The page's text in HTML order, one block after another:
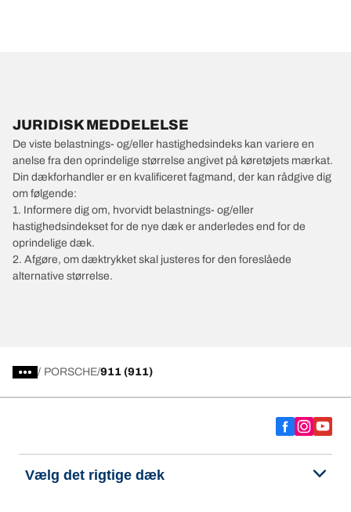
JURIDISK MEDDELELSE
De viste belastnings- og/eller hastighedsindeks kan variere en
anelse fra den oprindelige størrelse angivet på køretøjets mærkat.
Din dækforhandler er en kvalificeret fagmand, der kan rådgive dig
om følgende:
1. Informere dig om, hvorvidt belastnings- og/eller
hastighedsindekset for de nye dæk er anderledes end for de
oprindelige dæk.
2. Afgøre, om dæktrykket skal justeres for den foreslåede
alternative størrelse.
/ PORSCHE 911 (911)
Vælg det rigtige dæk